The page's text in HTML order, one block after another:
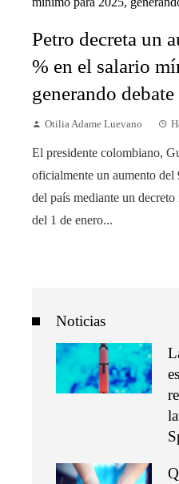
Petro decreta un
% en el salario
generando
Otilia Adame Luevano
El presidente colombiano,
oficialmente un aumento
del país mediante un
del 1 de enero...
Noticias